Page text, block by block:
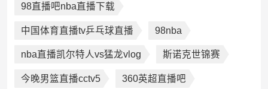
98直播吧nba直播下载
中国体育直播tv乒乓球直播 98nba
nba直播凯尔特人vs猛龙vlog 斯诺克世锦赛
今晚男篮直播cctv5 360英超直播吧